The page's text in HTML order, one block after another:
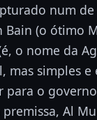
num de
Bain (o ótimo
o nome da
mas simples e
para o
Al